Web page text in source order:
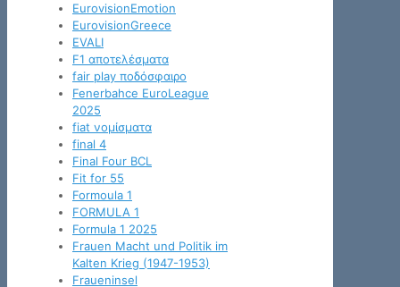
EurovisionEmotion
EurovisionGreece
EVALI
F1 αποτελέσματα
fair play ποδόσφαιρο
Fenerbahce EuroLeague
2025
fiat νομίσματα
final 4
Final Four BCL
Fit for 55
Formoula 1
FORMULA 1
Formula 1 2025
Frauen Macht und Politik im
Kalten Krieg (1947-1953)
Fraueninsel